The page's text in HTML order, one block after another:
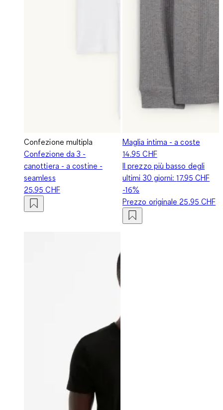
Confezione multipla
Confezione da 3 -
canottiera - a costine -
seamless
25.95 CHF
Maglia intima - a coste
14.95 CHF
Il prezzo più basso degli
ultimi 30 giorni:17.95 CHF
-16%
Prezzo originale 25.95 CHF